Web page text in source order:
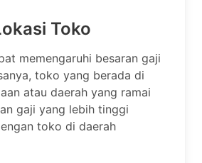
Toko
memengaruhi besaran gaji
toko yang berada di
atau daerah yang ramai
gaji yang lebih tinggi
toko di daerah